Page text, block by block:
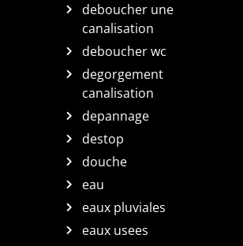
deboucher une
canalisation
deboucher wc
degorgement
canalisation
depannage
destop
douche
eau
eaux pluviales
eaux usees